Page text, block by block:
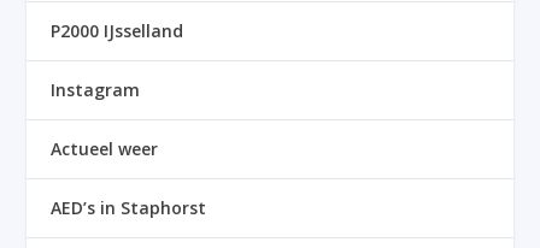
P2000 IJsselland
Instagram
Actueel weer
AED’s in Staphorst